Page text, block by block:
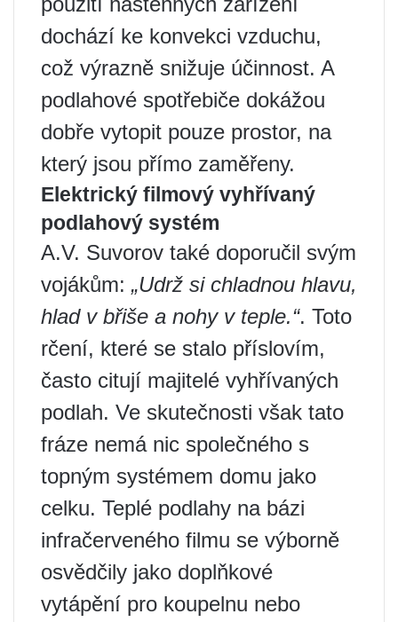
dochází ke konvekci vzduchu,
což výrazně snižuje účinnost. A
podlahové spotřebiče dokážou
dobře vytopit pouze prostor, na
který jsou přímo zaměřeny.
Elektrický filmový vyhřívaný
podlahový systém
A.V. Suvorov také doporučil svým
vojákům: „Udrž si chladnou hlavu,
hlad v břiše a nohy v teple.“. Toto
rčení, které se stalo příslovím,
často citují majitelé vyhřívaných
podlah. Ve skutečnosti však tato
fráze nemá nic společného s
topným systémem domu jako
celku. Teplé podlahy na bázi
infračerveného filmu se výborně
osvědčily jako doplňkové
vytápění pro koupelnu nebo